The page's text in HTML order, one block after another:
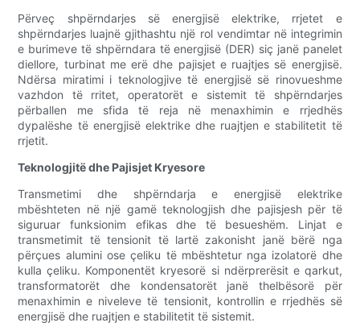
Përveç shpërndarjes së energjisë elektrike, rrjetet e
shpërndarjes luajnë gjithashtu një rol vendimtar në integrimin
e burimeve të shpërndara të energjisë (DER) siç janë panelet
diellore, turbinat me erë dhe pajisjet e ruajtjes së energjisë.
Ndërsa miratimi i teknologjive të energjisë së rinovueshme
vazhdon të rritet, operatorët e sistemit të shpërndarjes
përballen me sfida të reja në menaxhimin e rrjedhës
dypalëshe të energjisë elektrike dhe ruajtjen e stabilitetit të
rrjetit.
Teknologjitë dhe Pajisjet Kryesore
Transmetimi dhe shpërndarja e energjisë elektrike
mbështeten në një gamë teknologjish dhe pajisjesh për të
siguruar funksionim efikas dhe të besueshëm. Linjat e
transmetimit të tensionit të lartë zakonisht janë bërë nga
përçues alumini ose çeliku të mbështetur nga izolatorë dhe
kulla çeliku. Komponentët kryesorë si ndërprerësit e qarkut,
transformatorët dhe kondensatorët janë thelbësorë për
menaxhimin e niveleve të tensionit, kontrollin e rrjedhës së
energjisë dhe ruajtjen e stabilitetit të sistemit.